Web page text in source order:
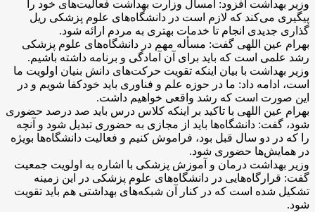
وزیر بهداشت افزود: امسال وزارت بهداشت فعالیت‌های خود را
پیگیری می‌کند که لازم است در دانشگاه‌های علوم پزشکی ریل
گذاری جدیدی انجام تا خدمات بهتری به مردم ارائه شود.
بهرام عین اللهی گفت: مسأله مهم در دانشگاه‌های علوم پزشکی
رشد علمی است که باید برای آن آمادگی و برنامه داشته باشیم.
وزیر بهداشت با بیان اینکه تقویت حرکت‌های دانش بنیان اولویت ما
است، ادامه داد: ما در حوزه علم و فناوری باید خودکفا شویم و در
این صورت است که رشد واقعی خواهیم داشت.
بهرام عین اللهی با تاکید بر اینکه کلاس درس باید صد درصد حضوری
شود، گفت: دانشگاه‌ها باید از مجازی به حضوری تبدیل شود و آنچه
را که در دو سال قبل بود، فراموش کنیم و فعالیت دانشگاه‌ها بویژه
در همایش‌ها حضوری شود.
وزیر بهداشت درمان و آموزش پزشکی با اشاره به اولویت جمعیت
گفت: قرارگاه‌هایی در دانشگاه‌های علوم پزشکی در این زمینه
تشکیل شده است که در کنار آن شبکه‌های بهداشتی هم باید تقویت
شود.